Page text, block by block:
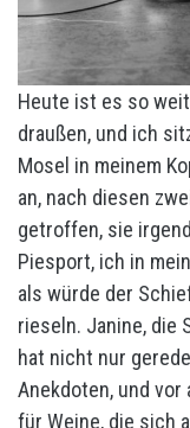
Heute ist es so
draußen, und ich
Mosel in meinem
an, nach diesen
getroffen, sie
Piesport, ich in
als würde der
rieseln. Janine, die
hat nicht nur
Anekdoten, und
für Weine, die sich